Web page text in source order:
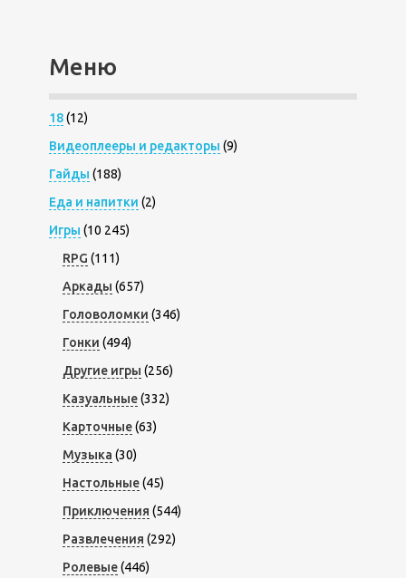
Меню
18(12)
Видеоплееры и редакторы (9)
Гайды (188)
Еда и напитки (2)
Игры (10 245)
RPG (111)
Аркады (657)
Головоломки (346)
Гонки (494)
Другие игры (256)
Казуальные(332)
Карточные(63)
Музыка (30)
Настольные(45)
Приключения (544)
Развлечения (292)
Ролевые(446)